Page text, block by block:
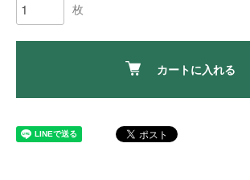
枚
カートに入れる